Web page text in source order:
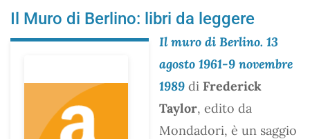
Il Muro di Berlino: libri da leggere
Il muro di Berlino. 13
agosto 1961-9 novembre
1989 di Frederick
Taylor, edito da
Mondadori, è un saggio